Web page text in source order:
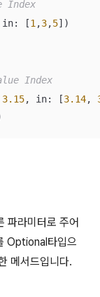
Index
in: [1 ,3,5
Index
3.15, in: [3.14,
파라미터로 주어
Optional타입으
메서드입니다.